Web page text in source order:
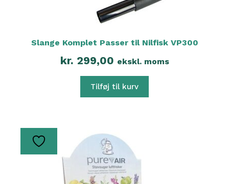
Slange Komplet Passer til Nilfisk VP300
kr. 299,00 ekskl. moms
Tilføj til kurv